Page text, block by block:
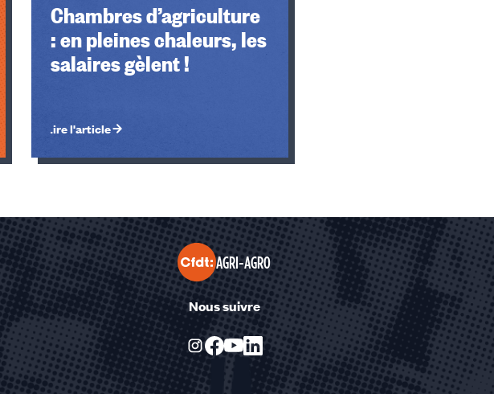
Chambres d’agriculture
: en pleines chaleurs, les
salaires gèlent !
Lire l'article
AGRI-AGRO
Nous suivre